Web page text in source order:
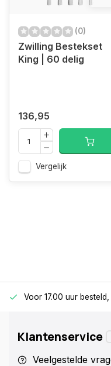
(0)
Zwilling Bestekset
King | 60 delig
136,95
Vergelijk
Voor 17.00 uur
Klantenservice
Veelgestelde